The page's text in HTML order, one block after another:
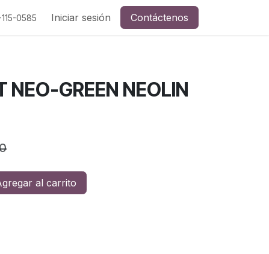
y redes sociales
0585 Iniciar sesión Contáctenos
GREEN NEOLIN
al carrito